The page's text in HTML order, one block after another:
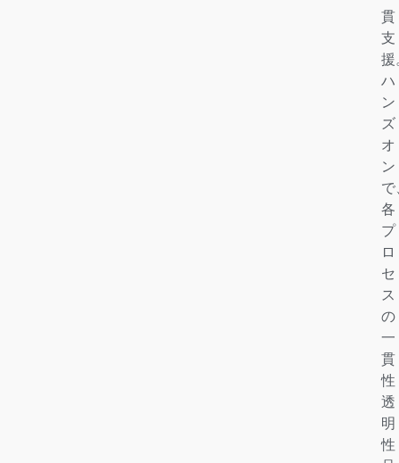
貫
支
援
ハ
ン
ズ
オ
ン
で
各
プ
ロ
セ
ス
の
一
貫
性
透
明
性